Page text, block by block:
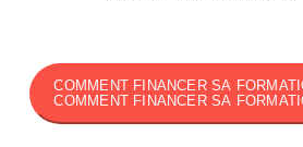
COMMENT FINANCER SA
COMMENT FINANCER SA